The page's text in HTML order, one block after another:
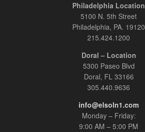
Philadelphia Location
5100 N. 5th Street
Philadelphia, PA. 19120
215.424.1200
Doral – Location
5300 Paseo Blvd
Doral, FL 33166
305.440.9636
info@elsoln1.com
Monday – Friday:
9:00 AM – 5:00 PM